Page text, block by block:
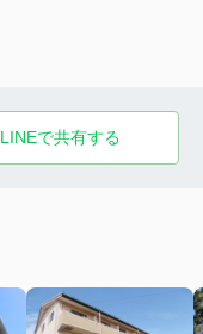
LINEで共有する